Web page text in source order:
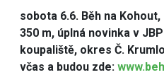
sobota 6.6. Běh na
350 m, úplná novinka v
koupaliště, okres Č.
včas a budou zde: